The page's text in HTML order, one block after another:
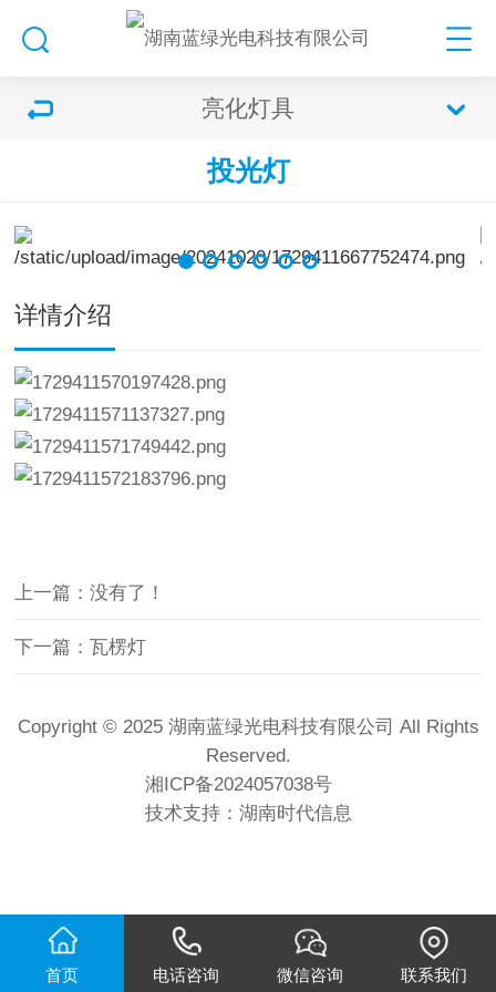
亮化灯具
投光灯
详情介绍
上一篇：没有了！
下一篇：瓦楞灯
Copyright © 2025 湖南蓝绿光电科技有限公司 All Rights
Reserved.
湘ICP备2024057038号
技术支持： 湖南时代信息
首页 电话咨询 微信咨询 联系我们